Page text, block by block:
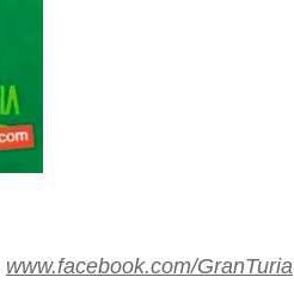
www.facebook.com/GranTuria